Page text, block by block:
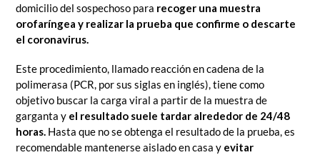
domicilio del sospechoso para recoger una muestra
orofaríngea y realizar la prueba que confirme o descarte
el coronavirus.
Este procedimiento, llamado reacción en cadena de la
polimerasa (PCR, por sus siglas en inglés), tiene como
objetivo buscar la carga viral a partir de la muestra de
garganta y el resultado suele tardar alrededor de 24/48
horas. Hasta que no se obtenga el resultado de la prueba, es
recomendable mantenerse aislado en casa y evitar